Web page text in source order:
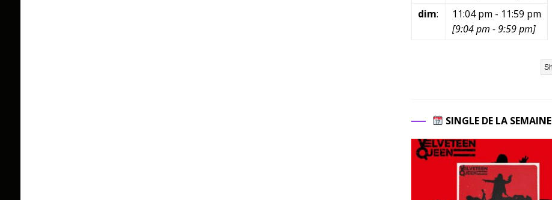
dim: 11:04 pm - 11:59 pm
[9:04 pm -9:59 pm]
SINGLE DE LA SEMAINE